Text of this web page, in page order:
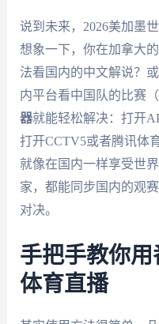
说到未来，2026美加墨
想象一下，你在加拿大
法看国内的中文解说？
内平台看中国队的比赛
器就能轻松解决：打开
打开CCTV5或者腾讯体
就像在国内一样享受世
家，都能同步国内的观
对决。
手把手教你用
体育直播